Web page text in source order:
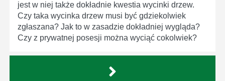
jest w niej także dokładnie kwestia wycinki drzew.
Czy taka wycinka drzew musi być gdziekolwiek
zgłaszana? Jak to w zasadzie dokładniej wygląda?
Czy z prywatnej posesji można wyciąć cokolwiek?